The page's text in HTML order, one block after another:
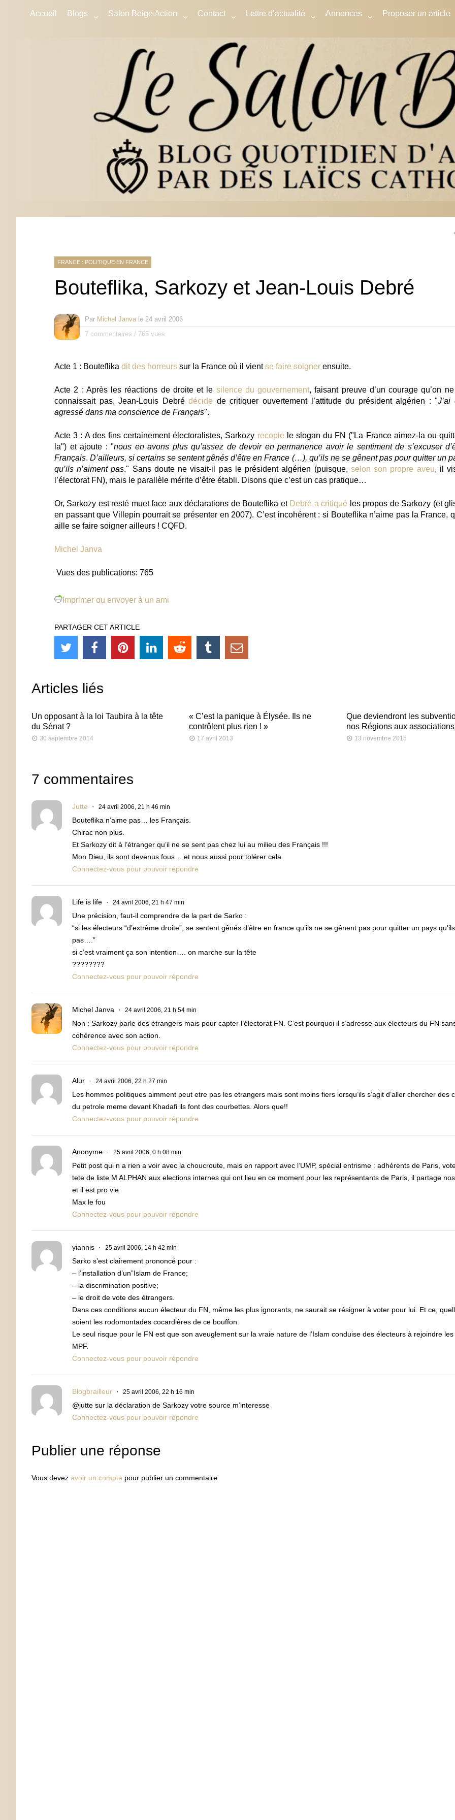
Accueil Blogs Salon Beige Action Contact Lettre d’actualité Annonces Proposer un article
FRANCE : POLITIQUE EN FRANCE
Bouteflika, Sarkozy et Jean-Louis Debré
Par Michel Janva le 24 avril 2006
7 commentaires / 765 vues
Acte 1 : Bouteflika dit des horreurs sur la France où il vientse faire soigner ensuite.
Acte 2 : Après les réactions de droite et le silence du gouvernement, faisant preuve d’un courage qu’on
connaissait pas,Jean-Louis Debré décide de critiquer ouvertement l’attitude du président algérien : "J’ai
agressé dans ma conscience de Français".
Acte 3 : A des fins certainement électoralistes, Sarkozy recopie le slogan du FN ("La France aimez-la ou
la") et ajoute : "nous en avons plus qu’assez de devoir en permanence avoir le sentiment de s’excuser
Français.D’ailleurs, si certains se sentent gênés d’être en France (…), qu’ils ne se gênent pas pour quitter un
qu’ils n’aiment pas." Sans doute ne visait-il pas le président algérien (puisque, selon son propre aveu, il
l’électorat FN), mais le parallèle mérite d’être établi. Disons que c’est un cas pratique…
Or, Sarkozy est resté muet face aux déclarations de Bouteflika et Debré a critiqué les propos de Sarkozy (et
en passant que Villepin pourrait se présenter en 2007). C’est incohérent : si Bouteflika n’aime pas la France,
aille se faire soigner ailleurs ! CQFD.
Michel Janva
Vues des publications: 765
Imprimer ou envoyer à un ami
PARTAGER CET ARTICLE
Articles liés
Un opposant à la loi Taubira à la tête
du Sénat ?
30 septembre 2014
« C’est la panique à Élysée. Ils ne
contrôlent plus rien ! »
17 avril 2013
Que deviendront les
nos Régions aux
13 novembre 2015
7 commentaires
Jutte 24 avril 2006, 21 h 46 min
Bouteflika n’aime pas… les Français.
Chirac non plus.
Et Sarkozy dit à l’étranger qu’il ne se sent pas chez lui au milieu des Français !!!
Mon Dieu, ils sont devenus fous… et nous aussi pour tolérer cela.
Connectez-vous pour pouvoir répondre
Life is life 24 avril 2006, 21 h 47 min
Une précision, faut-il comprendre de la part de Sarko :
“si les électeurs “d’extrème droite”, se sentent gênés d’être en france qu’ils ne se gênent pas pour quitter un pays
pas….”
si c’est vraiment ça son intention…. on marche sur la tête
????????
Connectez-vous pour pouvoir répondre
Michel Janva 24 avril 2006, 21 h 54 min
Non : Sarkozy parle des étrangers mais pour capter l’électorat FN. C’est pourquoi il s’adresse aux électeurs du FN
cohérence avec son action.
Connectez-vous pour pouvoir répondre
Alur 24 avril 2006, 22 h 27 min
Les hommes politiques aimment peut etre pas les etrangers mais sont moins fiers lorsqu’ils s’agit d’aller chercher des
du petrole meme devant Khadafi ils font des courbettes. Alors que!!
Connectez-vous pour pouvoir répondre
Anonyme 25 avril 2006, 0 h 08 min
Petit post qui n a rien a voir avec la choucroute, mais en rapport avec l’UMP, spécial entrisme : adhérents de Paris,
tete de liste M ALPHAN aux elections internes qui ont lieu en ce moment pour les représentants de Paris, il partage nos
et il est pro vie
Max le fou
Connectez-vous pour pouvoir répondre
yiannis 25 avril 2006, 14 h 42 min
Sarko s’est clairement prononcé pour :
– l’installation d’un”Islam de France;
– la discrimination positive;
– le droit de vote des étrangers.
Dans ces conditions aucun électeur du FN, même les plus ignorants, ne saurait se résigner à voter pour lui. Et ce,
soient les rodomontades cocardières de ce bouffon.
Le seul risque pour le FN est que son aveuglement sur la vraie nature de l’Islam conduise des électeurs à rejoindre
MPF.
Connectez-vous pour pouvoir répondre
Blogbrailleur 25 avril 2006, 22 h 16 min
@jutte sur la déclaration de Sarkozy votre source m’interesse
Connectez-vous pour pouvoir répondre
Publier une réponse
Vous devez avoir un compte pour publier un commentaire